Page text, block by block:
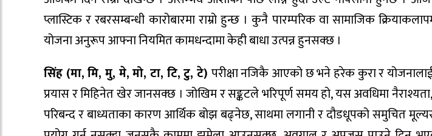
प्लास्टिक र रबरसम्बन्धी कारोबारमा राम्रो हुन्छ । कुनै पारम्परिक वा सामाजिक
योजना अनुरूप आफ्ना नियमित कामधन्दामा केही बाधा उत्पन्न हुनसक्छ ।
सिंह (मा, मि, मु, मे, मो, टा, टि, टु, टे) परीक्षा नजिकै आएको छ भने हरेक कुरा र योजनालाई
प्रयास र मिहिनेत खेर जानसक्छ । जोखिम र सङ्कटले भरिपूर्ण समय हो, यस अवधिमा
परिबन्द र बाध्यताका कारण आर्थिक बोझ बढ्नेछ, साथमा लगानी र दौडधूपको समुचित